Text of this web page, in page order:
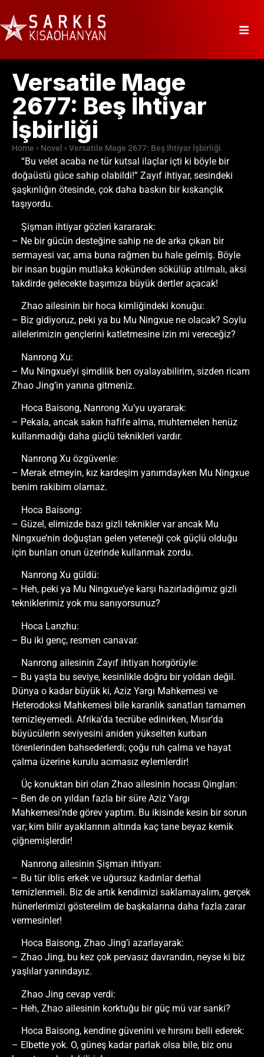
Versatile Mage
2677: Beş İhtiyar
İşbirliği
Home Novel Versatile Mage 2677: Beş İhtiyar İşbirliği
“Bu velet acaba ne tür kutsal ilaçlar içti ki böyle bir
doğaüstü güce sahip olabildi!” Zayıf ihtiyar, sesindeki
şaşkınlığın ötesinde, çok daha baskın bir kıskançlık
taşıyordu.
Şişman ihtiyar gözleri karararak:
– Ne bir gücün desteğine sahip ne de arka çıkan bir
sermayesi var, ama buna rağmen bu hale gelmiş. Böyle
bir insan bugün mutlaka kökünden sökülüp atılmalı, aksi
takdirde gelecekte başımıza büyük dertler açacak!
Zhao ailesinin bir hoca kimliğindeki konuğu:
– Biz gidiyoruz, peki ya bu Mu Ningxue ne olacak? Soylu
ailelerimizin gençlerini katletmesine izin mi vereceğiz?
Nanrong Xu:
– Mu Ningxue’yi şimdilik ben oyalayabilirim, sizden ricam
Zhao Jing’in yanına gitmeniz.
Hoca Baisong, Nanrong Xu’yu uyararak:
– Pekala, ancak sakın hafife alma, muhtemelen henüz
kullanmadığı daha güçlü teknikleri vardır.
Nanrong Xu özgüvenle:
– Merak etmeyin, kız kardeşim yanımdayken Mu Ningxue
benim rakibim olamaz.
Hoca Baisong:
– Güzel, elimizde bazı gizli teknikler var ancak Mu
Ningxue’nin doğuştan gelen yeteneği çok güçlü olduğu
için bunları onun üzerinde kullanmak zordu.
Nanrong Xu güldü:
– Heh, peki ya Mu Ningxue’ye karşı hazırladığımız gizli
tekniklerimiz yok mu sanıyorsunuz?
Hoca Lanzhu:
– Bu iki genç, resmen canavar.
Nanrong ailesinin Zayıf ihtiyarı horgörüyle:
– Bu yaşta bu seviye, kesinlikle doğru bir yoldan değil.
Dünya o kadar büyük ki, Aziz Yargı Mahkemesi ve
Heterodoksi Mahkemesi bile karanlık sanatları tamamen
temizleyemedi. Afrika’da tecrübe edinirken, Mısır’da
büyücülerin seviyesini aniden yükselten kurban
törenlerinden bahsederlerdi; çoğu ruh çalma ve hayat
çalma üzerine kurulu acımasız eylemlerdir!
Üç konuktan biri olan Zhao ailesinin hocası Qinglan:
– Ben de on yıldan fazla bir süre Aziz Yargı
Mahkemesi’nde görev yaptım. Bu ikisinde kesin bir sorun
var; kim bilir ayaklarının altında kaç tane beyaz kemik
çiğnemişlerdir!
Nanrong ailesinin Şişman ihtiyarı:
– Bu tür iblis erkek ve uğursuz kadınlar derhal
temizlenmeli. Biz de artık kendimizi saklamayalım, gerçek
hünerlerimizi gösterelim de başkalarına daha fazla zarar
vermesinler!
Hoca Baisong, Zhao Jing’i azarlayarak:
– Zhao Jing, bu kez çok pervasız davrandın, neyse ki biz
yaşlılar yanındayız.
Zhao Jing cevap verdi:
– Heh, Zhao ailesinin korktuğu bir güç mü var sanki?
Hoca Baisong, kendine güvenini ve hırsını belli ederek:
– Elbette yok. O, güneş kadar parlak olsa bile, biz onu